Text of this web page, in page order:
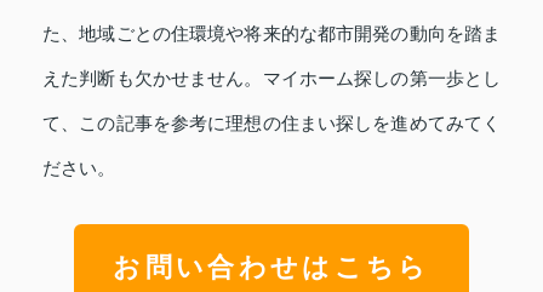
た、地域ごとの住環境や将来的な都市開発の動向を踏ま
えた判断も欠かせません。マイホーム探しの第一歩とし
て、この記事を参考に理想の住まい探しを進めてみてく
ださい。
お問い合わせはこちら